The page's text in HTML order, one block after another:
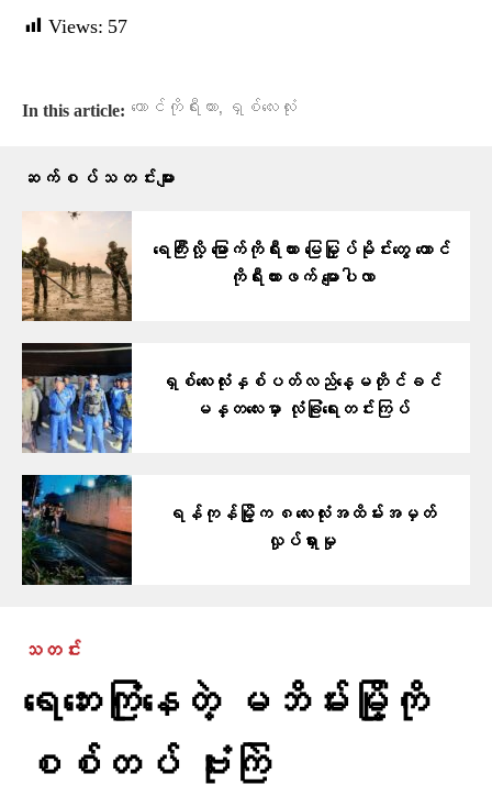
Views: 57
In this article: တောင်ကိုရီးယား, ရှစ်လေးလုံး
ဆက်စပ်သတင်းများ
ရေကြီးလို့ မြောက်ကိုရီးယား မြေမြှုပ်မိုင်းတွေ တောင်
ကိုရီးယားဖက် မျောပါလာ
ရှစ်လေးလုံးနှစ်ပတ်လည်နေ့မတိုင်ခင်
မန္တလေးမှာ လုံခြုံရေးတင်းကြပ်
ရန်ကုန်မြို့က ၈လေးလုံးအထိမ်းအမှတ်
လှုပ်ရှားမှု
သတင်း
ရေဘေးကြုံနေတဲ့ မဘိမ်းမြို့ကို
စစ်တပ် ဗုံးကြဲ